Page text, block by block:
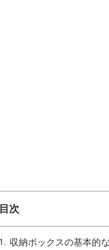
目次
収納ボックスの基本的